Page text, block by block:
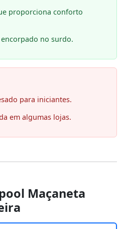
proporciona conforto
no surdo.
para iniciantes.
em algumas lojas.
Maçaneta